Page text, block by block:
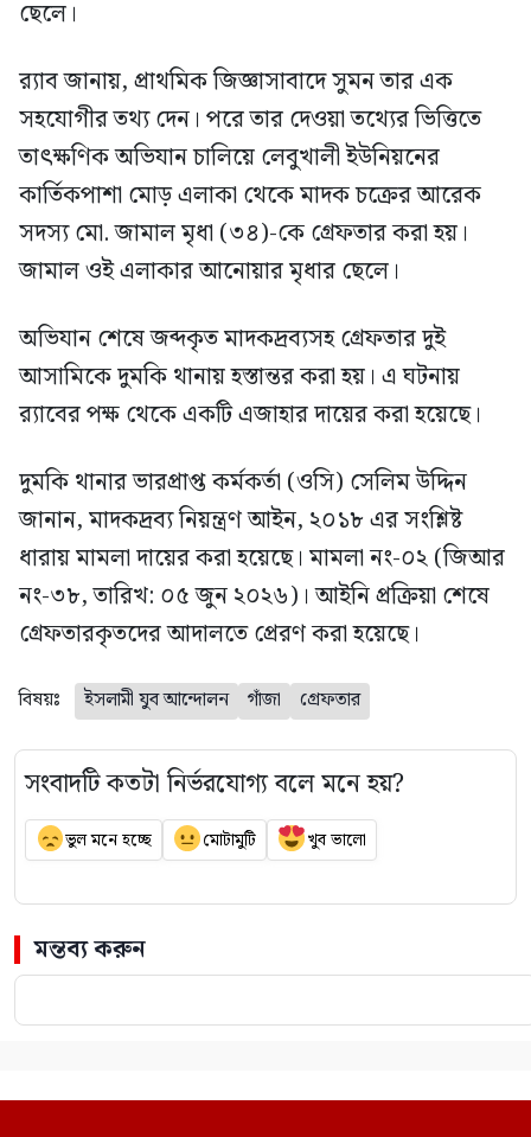
ছেলে।
র‍্যাব জানায়, প্রাথমিক জিজ্ঞাসাবাদে সুমন তার এক
সহযোগীর তথ্য দেন। পরে তার দেওয়া তথ্যের ভিত্তিতে
তাৎক্ষণিক অভিযান চালিয়ে লেবুখালী ইউনিয়নের
কার্তিকপাশা মোড় এলাকা থেকে মাদক চক্রের আরেক
সদস্য মো. জামাল মৃধা (৩৪)-কে গ্রেফতার করা হয়।
জামাল ওই এলাকার আনোয়ার মৃধার ছেলে।
অভিযান শেষে জব্দকৃত মাদকদ্রব্যসহ গ্রেফতার দুই
আসামিকে দুমকি থানায় হস্তান্তর করা হয়। এ ঘটনায়
র‍্যাবের পক্ষ থেকে একটি এজাহার দায়ের করা হয়েছে।
দুমকি থানার ভারপ্রাপ্ত কর্মকর্তা (ওসি) সেলিম উদ্দিন
জানান, মাদকদ্রব্য নিয়ন্ত্রণ আইন, ২০১৮ এর সংশ্লিষ্ট
ধারায় মামলা দায়ের করা হয়েছে। মামলা নং-০২ (জিআর
নং-৩৮, তারিখ: ০৫ জুন ২০২৬)। আইনি প্রক্রিয়া শেষে
গ্রেফতারকৃতদের আদালতে প্রেরণ করা হয়েছে।
বিষয়ঃ ইসলামী যুব আন্দোলন গাঁজা গ্রেফতার
সংবাদটি কতটা নির্ভরযোগ্য বলে মনে হয়?
ভুল মনে হচ্ছে মোটামুটি খুব ভালো
মন্তব্য করুন